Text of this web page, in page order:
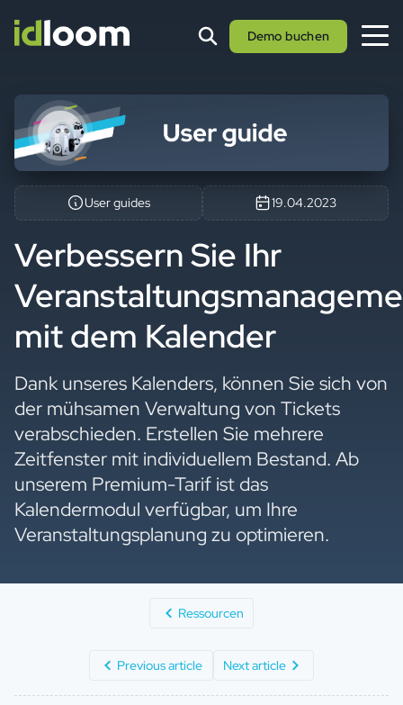
Demo buchen
User guides 19.04.2023
Verbessern Sie Ihr
mit dem Kalender
Dank unseres Kalenders, können Sie sich von
der mühsamen Verwaltung von Tickets
verabschieden. Erstellen Sie mehrere
Zeitfenster mit individuellem Bestand. Ab
unserem Premium-Tarif ist das
Kalendermodul verfügbar, um Ihre
Veranstaltungsplanung zu optimieren.
Ressourcen
Previous article Next article